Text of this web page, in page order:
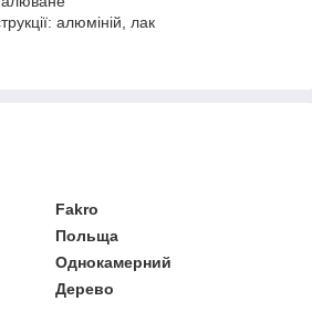
алюміній, лак
Fakro
Польща
Однокамерний
Дерево